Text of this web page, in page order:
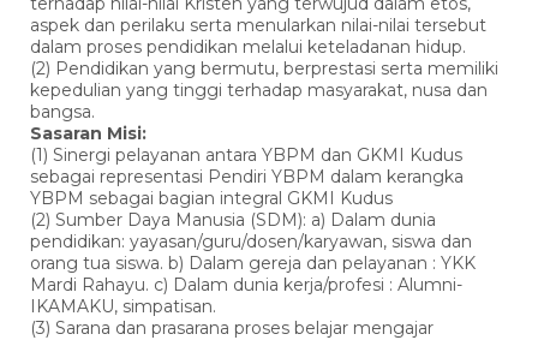
aspek dan perilaku serta menularkan nilai-nilai tersebut
dalam proses pendidikan melalui keteladanan hidup.
(2) Pendidikan yang bermutu, berprestasi serta memiliki
kepedulian yang tinggi terhadap masyarakat, nusa dan
bangsa.
Sasaran Misi:
(1) Sinergi pelayanan antara YBPM dan GKMI Kudus
sebagai representasi Pendiri YBPM dalam kerangka
YBPM sebagai bagian integral GKMI Kudus
(2) Sumber Daya Manusia (SDM): a) Dalam dunia
pendidikan: yayasan/guru/dosen/karyawan, siswa dan
orang tua siswa. b) Dalam gereja dan pelayanan : YKK
Mardi Rahayu. c) Dalam dunia kerja/profesi : Alumni-
IKAMAKU, simpatisan.
(3) Sarana dan prasarana proses belajar mengajar